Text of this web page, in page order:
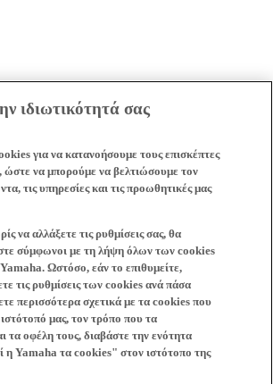
ιδιωτικότητά σας
για να κατανοήσουμε τους επισκέπτες
ώστε να μπορούμε να βελτιώσουμε τον
τις υπηρεσίες και τις προωθητικές μας
να αλλάξετε τις ρυθμίσεις σας, θα
σύμφωνοι με τη λήψη όλων των cookies
Ωστόσο, εάν το επιθυμείτε,
τις ρυθμίσεις των cookies ανά πάσα
περισσότερα σχετικά με τα cookies που
ιστότοπό μας, τον τρόπο που τα
τα οφέλη τους, διαβάστε την ενότητα
η Yamaha τα cookies" στον ιστότοπο της